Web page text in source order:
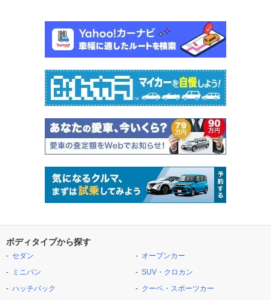
ボディタイプから探す
セダン
ミニバン
ハッチバック
オープンカー
SUV・クロカン
クーペ・スポーツカー